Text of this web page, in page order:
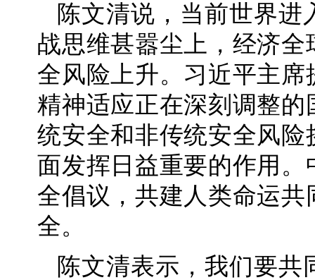
陈文清说，当前世界进
战思维甚嚣尘上，经济
全风险上升。习近平主
精神适应正在深刻调整
统安全和非传统安全风
面发挥日益重要的作用
全倡议，共建人类命运
全。
陈文清表示，我们要共